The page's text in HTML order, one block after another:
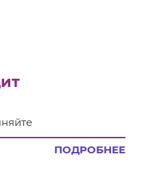
ПОДРОБНЕЕ